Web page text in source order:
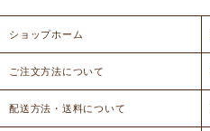
ショップホーム
ご注文方法について
配送方法・送料について